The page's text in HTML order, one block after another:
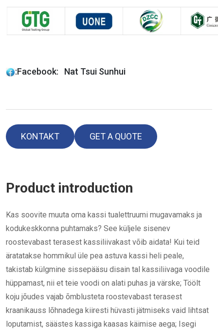
:Facebook: Nat Tsui Sunhui
KONTAKT GET A QUOTE
Product introduction
Kas soovite muuta oma kassi tualettruumi mugavamaks ja
kodukeskkonna puhtamaks? See küljele sisenev
roostevabast terasest kassiliivakast võib aidata! Kui teid
äratatakse hommikul üle pea astuva kassi heli peale,
takistab külgmine sissepääsu disain tal kassiliivaga voodile
hüppamast, nii et teie voodi on alati puhas ja värske; Töölt
koju jõudes vajab õmblusteta roostevabast terasest
kraanikauss lõhnadega kiiresti hüvasti jätmiseks vaid lihtsat
loputamist, säästes kassiga kaasas käimise aega; Isegi